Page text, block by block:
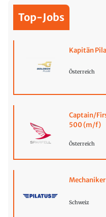
Top-Jobs
Kapitän
Österreich
Captain/
500 (m/f)
Österreich
Schweiz